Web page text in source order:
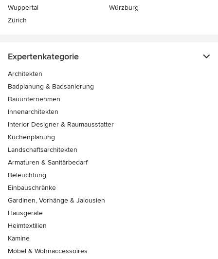
Wuppertal
Würzburg
Zürich
Expertenkategorie
Architekten
Badplanung & Badsanierung
Bauunternehmen
Innenarchitekten
Interior Designer & Raumausstatter
Küchenplanung
Landschaftsarchitekten
Armaturen & Sanitärbedarf
Beleuchtung
Einbauschränke
Gardinen, Vorhänge & Jalousien
Hausgeräte
Heimtextilien
Kamine
Möbel & Wohnaccessoires